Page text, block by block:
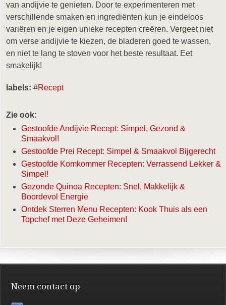
van andijvie te genieten. Door te experimenteren met
verschillende smaken en ingrediënten kun je eindeloos
variëren en je eigen unieke recepten creëren. Vergeet niet
om verse andijvie te kiezen, de bladeren goed te wassen,
en niet te lang te stoven voor het beste resultaat. Eet
smakelijk!
labels: #Recept
Zie ook:
Gestoofde Andijvie Recept: Simpel, Gezond &
Smaakvol!
Gestoofde Prei Recept: Simpel & Smaakvol Bijgerecht
Gestoofde Komkommer Recepten: Verrassend Lekker &
Simpel!
Gezonde Quinoa Recepten: Snel, Makkelijk &
Boordevol Energie
Ontdek Sterren Menu Recepten: Kook Thuis als een
Topchef met Deze Geheimen!
Neem contact op